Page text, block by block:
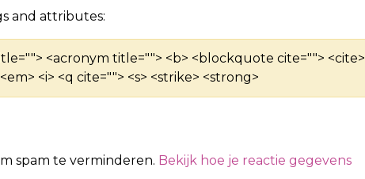
and attributes:
<acronym title=""> <b> <blockquote cite=""> <cite>
<i> <q cite=""> <s> <strike> <strong>
spam te verminderen. Bekijk hoe je reactie gegevens